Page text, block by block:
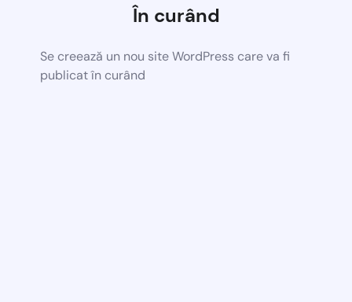
În curând
Se creează un nou site WordPress care va fi
publicat în curând